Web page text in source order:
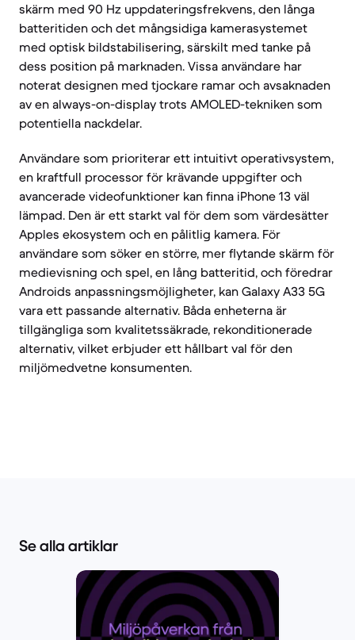
skärm med 90 Hz uppdateringsfrekvens, den långa
batteritiden och det mångsidiga kamerasystemet
med optisk bildstabilisering, särskilt med tanke på
dess position på marknaden. Vissa användare har
noterat designen med tjockare ramar och avsaknaden
av en always-on-display trots AMOLED-tekniken som
potentiella nackdelar.
Användare som prioriterar ett intuitivt operativsystem,
en kraftfull processor för krävande uppgifter och
avancerade videofunktioner kan finna iPhone 13 väl
lämpad. Den är ett starkt val för dem som värdesätter
Apples ekosystem och en pålitlig kamera. För
användare som söker en större, mer flytande skärm för
medievisning och spel, en lång batteritid, och föredrar
Androids anpassningsmöjligheter, kan Galaxy A33 5G
vara ett passande alternativ. Båda enheterna är
tillgängliga som kvalitetssäkrade, rekonditionerade
alternativ, vilket erbjuder ett hållbart val för den
miljömedvetne konsumenten.
Se alla artiklar